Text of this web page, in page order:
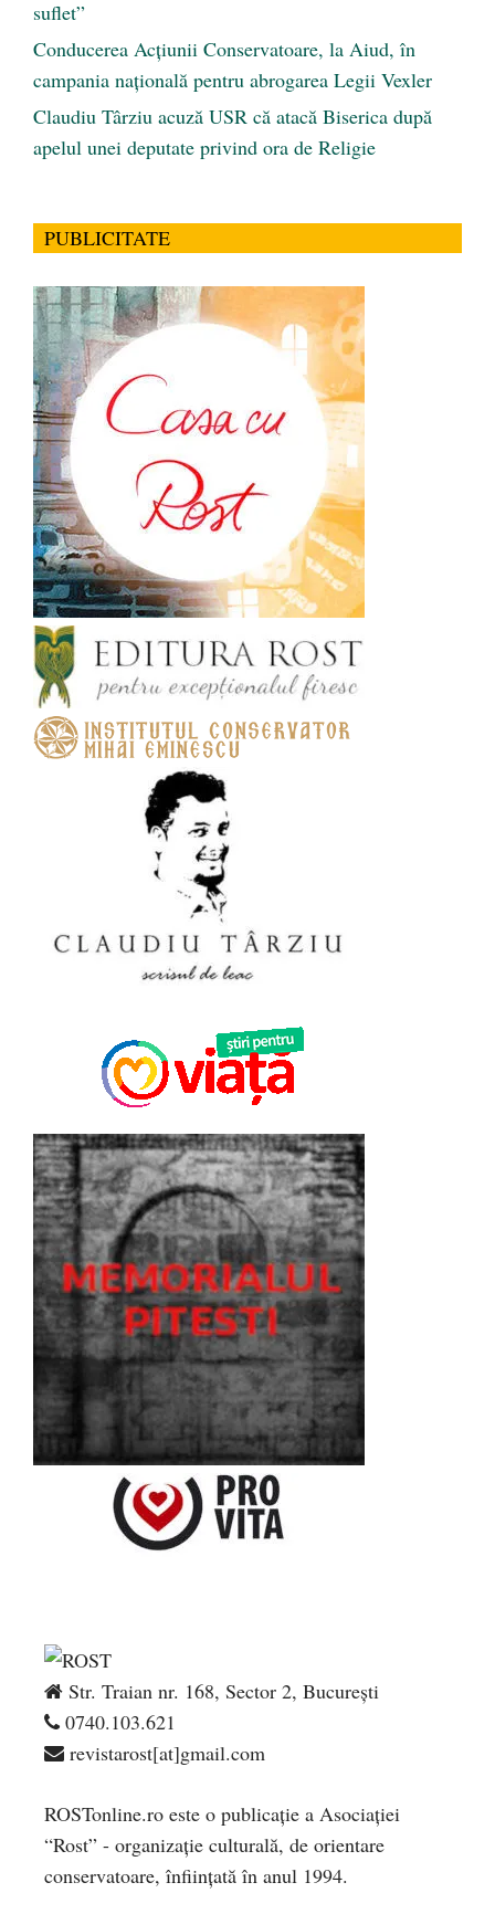
suflet”
Conducerea Acțiunii Conservatoare, la Aiud, în
campania națională pentru abrogarea Legii Vexler
Claudiu Târziu acuză USR că atacă Biserica după
apelul unei deputate privind ora de Religie
PUBLICITATE
Str. Traian nr. 168, Sector 2, București
0740.103.621
revistarost[at]gmail.com
ROSTonline.ro este o publicaţie a Asociaţiei
“Rost” - organizaţie culturală, de orientare
conservatoare, înfiinţată în anul 1994.